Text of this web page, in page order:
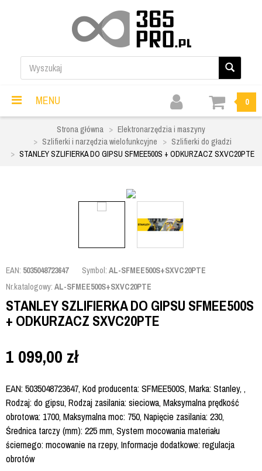
MENU 0
Strona główna
Elektronarzędzia i maszyny
Szlifierki i narzędzia wielofunkcyjne
Szlifierki do gładzi
STANLEY SZLIFIERKA DO GIPSU SFMEE500S + ODKURZACZ SXVC20PTE
EAN: 5035048723647 Symbol: AL-SFMEE500S+SXVC20PTE
Nr.katalogowy: AL-SFMEE500S+SXVC20PTE
STANLEY SZLIFIERKA DO GIPSU SFMEE500S
+ ODKURZACZ SXVC20PTE
1 099,00 zł
EAN: 5035048723647, Kod producenta: SFMEE500S, Marka: Stanley, ,
Rodzaj: do gipsu, Rodzaj zasilania: sieciowa, Maksymalna prędkość
obrotowa: 1700, Maksymalna moc: 750, Napięcie zasilania: 230,
Średnica tarczy (mm): 225 mm, System mocowania materiału
ściernego: mocowanie na rzepy, Informacje dodatkowe: regulacja
obrotów